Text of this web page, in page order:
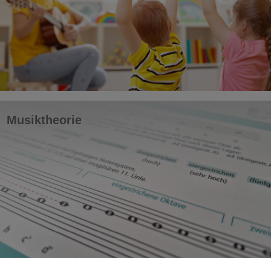
Musiktheorie